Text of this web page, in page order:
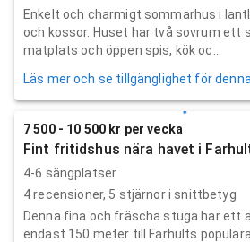
Enkelt och charmigt sommarhus i
och kossor. Huset har två sovrum ett
matplats och öppen spis, kök oc...
Läs mer och se tillgänglighet för
7 500 - 10 500 kr per vecka
Fint fritidshus nära havet i
4-6 sängplatser
4recensioner, 5 stjärnor i snittbetyg
Denna fina och fräscha stuga har ett
endast 150 meter till Farhults